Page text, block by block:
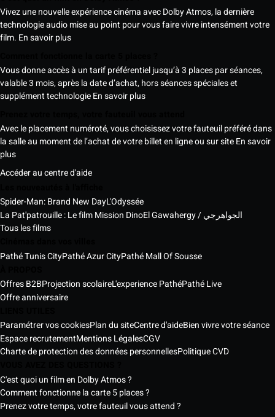
Vivez une nouvelle expérience cinéma avec Dolby Atmos, la dernière
technologie audio mise au point pour vous faire vivre intensément votre
film. En savoir plus
Vous donne accès à un tarif préférentiel jusqu’à 3 places par séances,
valable 3 mois, après la date d’achat, hors séances spéciales et
supplément technologieEn savoir plus
Avec le placement numéroté, vous choisissez votre fauteuil préféré dans
la salle au moment de l’achat de votre billet en ligne ou sur siteEn savoir
plus
Accéder au centre d'aide
Spider-Man: Brand New DayL'Odyssée
La Pat'patrouille : Le film Mission Dino
El Gawahergy / الجواهرجي
Tous les films
Pathé Tunis CityPathé Azur CityPathé Mall Of Sousse
Offres B2BProjection scolaireL'experience PathéPathé Live
Offre anniversaire
Paramétrer vos cookiesPlan du siteCentre d'aideBien vivre votre séance
Espace recrutementMentions LégalesCGV
Charte de protection des données personnellesPolitique CVD
C'est quoi un film en Dolby Atmos ?
Comment fonctionne la carte 5 places ?
Prenez votre temps, votre fauteuil vous attend ?